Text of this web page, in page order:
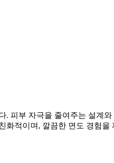
피부 자극을 줄여주는 설계
적이며, 깔끔한 면도 경험